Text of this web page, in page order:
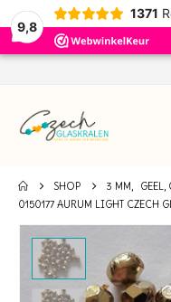
9,8
1371
SHOP 3 MM, GEEL,
0150177 AURUM LIGHT CZECH